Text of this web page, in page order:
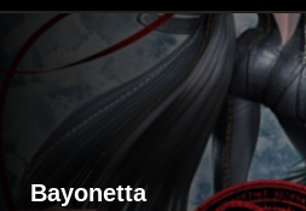
Bayonetta